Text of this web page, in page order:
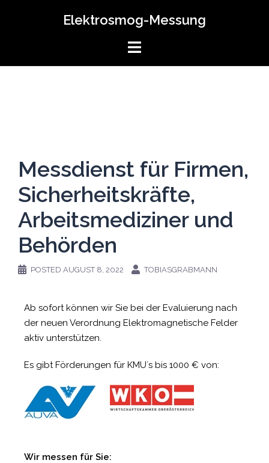
Elektrosmog-Messung
Messdienst für Firmen,
Sicherheitskräfte,
Arbeitsmediziner und
Behörden
POSTED AUGUST 8, 2022 TOBIASGRABMANN
Ab sofort können wir Sie bei der Evaluierung nach
der neuen Verordnung Elektromagnetische Felder
aktiv unterstützen.
Es gibt Förderungen für KMU´s bis 1000 € von:
Wir messen für Sie: